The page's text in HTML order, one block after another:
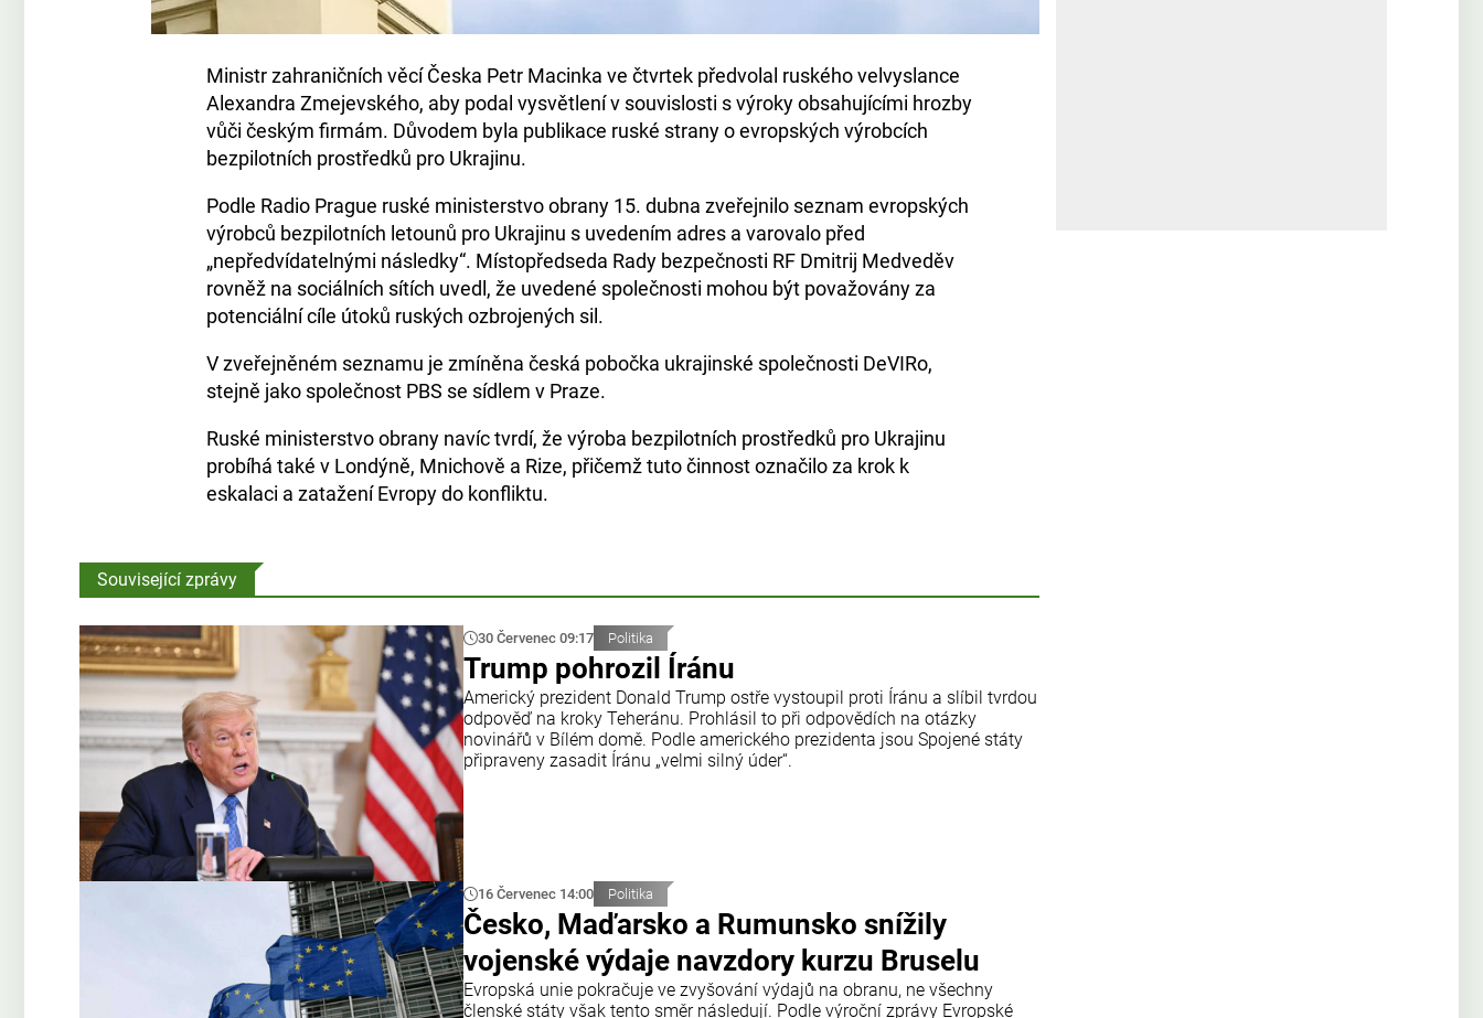
Ministr zahraničních věcí Česka Petr Macinka ve čtvrtek předvolal ruského velvyslance
Alexandra Zmejevského, aby podal vysvětlení v souvislosti s výroky obsahujícími hrozby
vůči českým firmám. Důvodem byla publikace ruské strany o evropských výrobcích
bezpilotních prostředků pro Ukrajinu.
Podle Radio Prague ruské ministerstvo obrany 15. dubna zveřejnilo seznam evropských
výrobců bezpilotních letounů pro Ukrajinu s uvedením adres a varovalo před
„nepředvídatelnými následky“. Místopředseda Rady bezpečnosti RF Dmitrij Medveděv
rovněž na sociálních sítích uvedl, že uvedené společnosti mohou být považovány za
potenciální cíle útoků ruských ozbrojených sil.
V zveřejněném seznamu je zmíněna česká pobočka ukrajinské společnosti DeVIRo,
stejně jako společnost PBS se sídlem v Praze.
Ruské ministerstvo obrany navíc tvrdí, že výroba bezpilotních prostředků pro Ukrajinu
probíhá také v Londýně, Mnichově a Rize, přičemž tuto činnost označilo za krok k
eskalaci a zatažení Evropy do konfliktu.
Související zprávy
30 Červenec 09:17 Politika
Trump pohrozil Íránu
Americký prezident Donald Trump ostře vystoupil proti Íránu a slíbil tvrdou
odpověď na kroky Teheránu. Prohlásil to při odpovědích na otázky
novinářů v Bílém domě. Podle amerického prezidenta jsou Spojené státy
připraveny zasadit Íránu „velmi silný úder“.
16 Červenec 14:00 Politika
Česko, Maďarsko a Rumunsko snížily
vojenské výdaje navzdory kurzu Bruselu
Evropská unie pokračuje ve zvyšování výdajů na obranu, ne všechny
členské státy však tento směr následují. Podle výroční zprávy Evropské